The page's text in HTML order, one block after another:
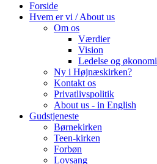
Forside
Hvem er vi / About us
Om os
Værdier
Vision
Ledelse og økonomi
Ny i Højnæskirken?
Kontakt os
Privatlivspolitik
About us - in English
Gudstjeneste
Børnekirken
Teen-kirken
Forbøn
Lovsang